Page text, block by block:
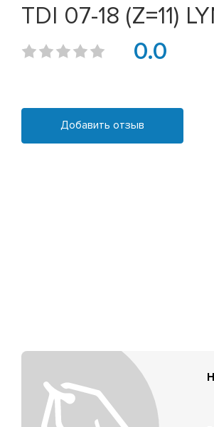
TDI 07-18 (Z=11)
0.0
Добавить отзыв